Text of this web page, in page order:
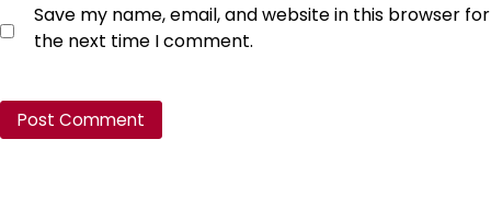
Save my name, email, and website in this browser for
the next time I comment.